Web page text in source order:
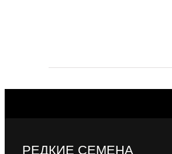
РЕДКИЕ СЕМЕНА